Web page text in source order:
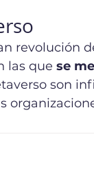
revolución
las que se
son